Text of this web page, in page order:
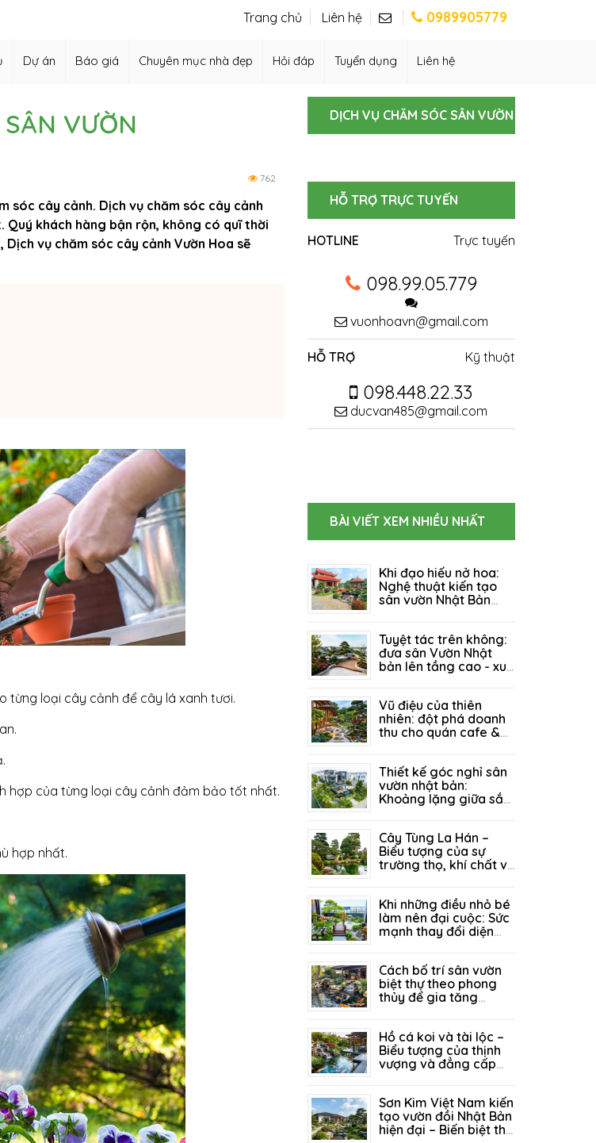
hồ cá Koi,… 0989905779
Trang chủ Liên hệ
Dự án Báo giá Chuyên mục nhà đẹp Hỏi đáp Tuyển dụng Liên hệ
VƯỜN
762
sóc cây cảnh. Dịch vụ chăm sóc cây cảnh
Quý khách hàng bận rộn, không có quĩ thời
vụ chăm sóc cây cảnh Vườn Hoa sẽ
từng loại cây cảnh để cây lá xanh tươi.
hợp của từng loại cây cảnh đảm bảo tốt nhất.
hợp nhất.
DỊCH VỤ CHĂM SÓC SÂN VƯỜN
HỖ TRỢ TRỰC TUYẾN
HOTLINE Trực tuyến
098.99.05.779
vuonhoavn@gmail.com
HỖ TRỢ Kỹ thuật
098.448.22.33
ducvan485@gmail.com
BÀI VIẾT XEM NHIỀU NHẤT
Khi đạo hiếu nở hoa:
Nghệ thuật kiến tạo
sân vườn Nhật Bản
Tuyệt tác trên không:
đưa sân Vườn Nhật
bản lên tầng cao - xu
Vũ điệu của thiên
nhiên: đột phá doanh
thu cho quán cafe &
Thiết kế góc nghỉ sân
vườn nhật bản:
Khoảng lặng giữa sắc
Cây Tùng La Hán –
Biểu tượng của sự
trường thọ, khí chất và
Khi những điều nhỏ bé
làm nên đại cuộc: Sức
mạnh thay đổi diện
Cách bố trí sân vườn
biệt thự theo phong
thủy để gia tăng
Hồ cá koi và tài lộc –
Biểu tượng của thịnh
vượng và đẳng cấp
Sơn Kim Việt Nam kiến
tạo vườn đồi Nhật Bản
hiện đại – Biến biệt thự